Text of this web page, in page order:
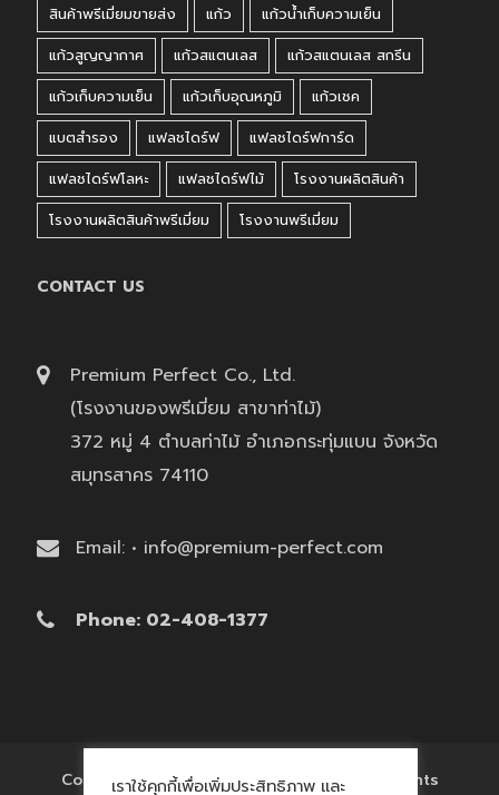
สินค้าพรีเมี่ยมขายส่ง
แก้ว
แก้วน้ำเก็บความเย็น
แก้วสูญญากาศ
แก้วสแตนเลส
แก้วสแตนเลส สกรีน
แก้วเก็บความเย็น
แก้วเก็บอุณหภูมิ
แก้วเชค
แบตสำรอง
แฟลชไดร์ฟ
แฟลชไดร์ฟการ์ด
แฟลชไดร์ฟโลหะ
แฟลชไดร์ฟไม้
โรงงานผลิตสินค้า
โรงงานผลิตสินค้าพรีเมี่ยม
โรงงานพรีเมี่ยม
CONTACT US
Premium Perfect Co., Ltd.
(โรงงานของพรีเมี่ยม สาขาท่าไม้)
372 หมู่ 4 ตำบลท่าไม้ อำเภอกระทุ่มแบน จังหวัด
สมุทรสาคร 74110
Email: • info@premium-perfect.com
Phone: 02-408-1377
Copyright © 2017 'โรงงานของพรีเมี่ยม' All Rights
เราใช้คุกกี้เพื่อเพิ่มประสิทธิภาพ และ